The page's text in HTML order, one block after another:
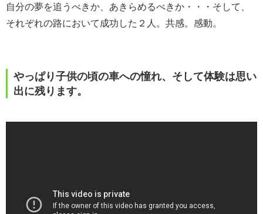
自分の夢を追うべきか、あきらめるべきか・・・そして、
それぞれの路において成功した２人。共感。感動。
やっぱり子供の頃の車への憧れ、そして体験は思い
出に残ります。